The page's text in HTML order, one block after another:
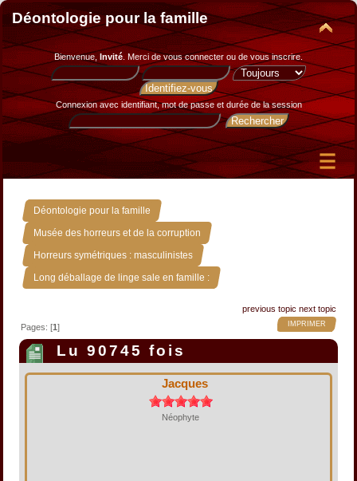
Déontologie pour la famille
Bienvenue, Invité. Merci devous connecter ou de vous inscrire.
Connexion avec identifiant, mot de passe et durée de la session
Déontologie pour la famille »
Musée des horreurs et de la corruption »
Horreurs symétriques : masculinistes »
Long déballage de linge sale en famille :
previous topic next topic
IMPRIMER
Pages: [1]
Lu 90745 fois
Jacques
Néophyte